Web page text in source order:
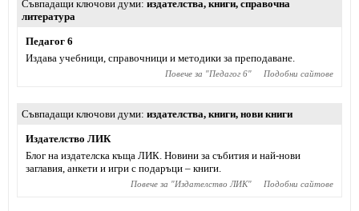
Съвпадащи ключови думи издателства, книги, справочна
литература
Педагог 6
Издава учебници, справочници и методики за преподаване.
Повече за "Педагог 6" Подобни сайтове
Съвпадащи ключови думи издателства, книги, нови книги
Издателство ЛИК
Блог на издателска къща ЛИК. Новини за събития и най-нови
заглавия, анкети и игри с подаръци – книги.
Повече за "Издателство ЛИК" Подобни сайтове